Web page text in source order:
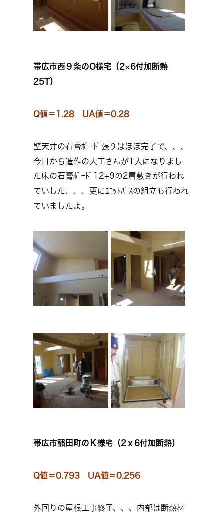
帯広市西９条のO様宅（2×6付加断熱
25T）
Q値＝1.28 UA値＝0.28
壁天井の石膏ﾎﾞｰﾄﾞ張りはほぼ完了で、、、
今日から造作の大工さんが1人になりまし
た床の石膏ﾎﾞｰﾄﾞ12+9の2層敷きが行われ
ていした、、、更にﾕﾆｯﾄﾊﾞｽの組立も行われ
ていましたよ。
帯広市稲田町のＫ様宅（2ｘ6付加断熱）
Q値＝0.793 UA値＝0.256
外回りの屋根工事終了、、、内部は断熱材